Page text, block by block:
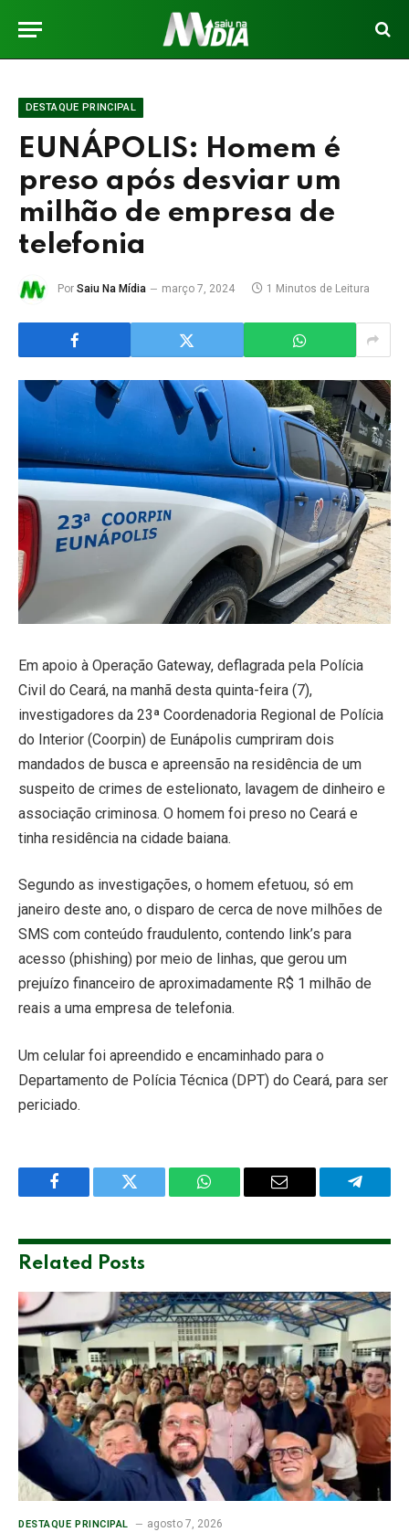
DESTAQUE PRINCIPAL
EUNÁPOLIS: Homem é
preso após desviar um
milhão de empresa de
telefonia
Por Saiu Na Mídia março 7, 2024 1 Minutos de Leitura
Em apoio à Operação Gateway, deflagrada pela Polícia
Civil do Ceará, na manhã desta quinta-feira (7),
investigadores da 23ª Coordenadoria Regional de Polícia
do Interior (Coorpin) de Eunápolis cumpriram dois
mandados de busca e apreensão na residência de um
suspeito de crimes de estelionato, lavagem de dinheiro e
associação criminosa. O homem foi preso no Ceará e
tinha residência na cidade baiana.
Segundo as investigações, o homem efetuou, só em
janeiro deste ano, o disparo de cerca de nove milhões de
SMS com conteúdo fraudulento, contendo link’s para
acesso (phishing) por meio de linhas, que gerou um
prejuízo financeiro de aproximadamente R$ 1 milhão de
reais a uma empresa de telefonia.
Um celular foi apreendido e encaminhado para o
Departamento de Polícia Técnica (DPT) do Ceará, para ser
periciado.
Facebook Twitter WhatsApp Email
Related Posts
DESTAQUE PRINCIPAL agosto 7, 2026